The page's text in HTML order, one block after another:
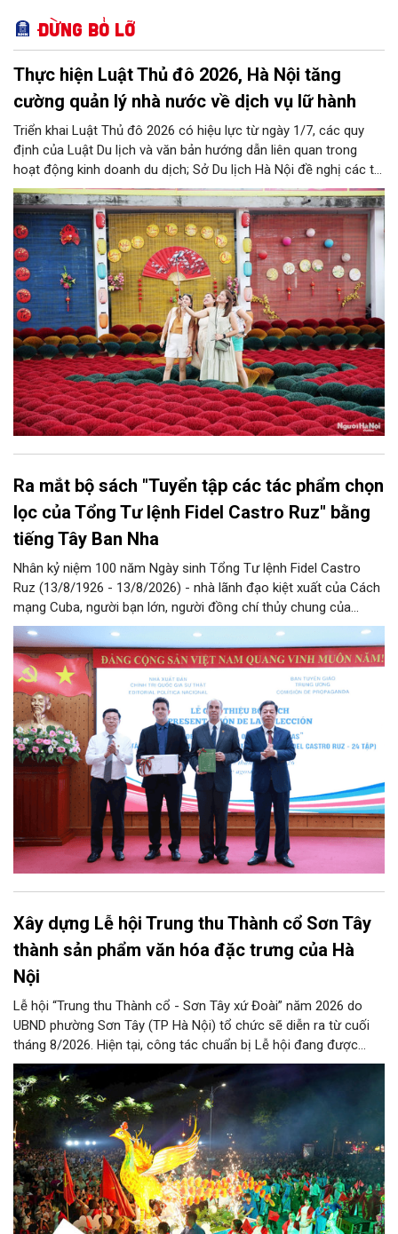
Đừng bỏ lỡ
Thực hiện Luật Thủ đô 2026, Hà Nội tăng
cường quản lý nhà nước về dịch vụ lữ hành
Triển khai Luật Thủ đô 2026 có hiệu lực từ ngày 1/7, các quy
định của Luật Du lịch và văn bản hướng dẫn liên quan trong
hoạt động kinh doanh du dịch; Sở Du lịch Hà Nội đề nghị các tổ
chức, đơn vị, doanh nghiệp kinh doanh dịch vụ lữ hành trên địa
bàn thành phố thực hiện một số nội dung quan trọng. Qua đó
góp phần thực hiện thắng lợi các mục tiêu phát triển du lịch Hà
Nội năm 2026 và giai đoạn tiếp theo.
Ra mắt bộ sách "Tuyển tập các tác phẩm chọn
lọc của Tổng Tư lệnh Fidel Castro Ruz" bằng
tiếng Tây Ban Nha
Nhân kỷ niệm 100 năm Ngày sinh Tổng Tư lệnh Fidel Castro
Ruz (13/8/1926 - 13/8/2026) - nhà lãnh đạo kiệt xuất của Cách
mạng Cuba, người bạn lớn, người đồng chí thủy chung của
Đảng, Nhà nước và nhân dân Việt Nam, chiều 5/8, tại Hà Nội,
Nhà xuất bản Chính trị quốc gia Sự thật phối hợp với Ban Tuyên
giáo Trung ương tổ chức Lễ giới thiệu bộ sách “Tuyển tập các
tác phẩm chọn lọc của Tổng Tư lệnh Fidel Castro Ruz” gồm 24
tập bằng tiếng Tây Ban Nha.
Xây dựng Lễ hội Trung thu Thành cổ Sơn Tây
thành sản phẩm văn hóa đặc trưng của Hà
Nội
Lễ hội “Trung thu Thành cổ - Sơn Tây xứ Đoài” năm 2026 do
UBND phường Sơn Tây (TP Hà Nội) tổ chức sẽ diễn ra từ cuối
tháng 8/2026. Hiện tại, công tác chuẩn bị Lễ hội đang được
chính quyền phường Sơn Tây cùng các phòng, ban, ngành, đơn
vị và 25 tổ dân phố khẩn trương triển khai, tạo khí thế sôi nổi,
sẵn sàng mang đến cho Nhân dân và du khách một mùa Trung
thu quy mô, đặc sắc và giàu bản sắc văn hóa xứ Đoài.